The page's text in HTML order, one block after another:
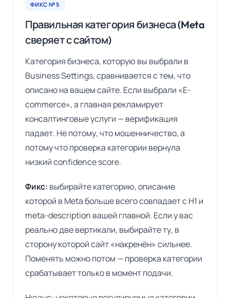
ФИКС №5
Правильная категория бизнеса (Meta
сверяет с сайтом)
Категория бизнеса, которую вы выбрали в
Business Settings, сравнивается с тем, что
описано на вашем сайте. Если выбрали «E-
commerce», а главная рекламирует
консалтинговые услуги — верификация
падает. Не потому, что мошенничество, а
потому что проверка категории вернула
низкий confidence score.
Фикс: выбирайте категорию, описание
которой в Meta больше всего совпадает с H1 и
meta-description вашей главной. Если у вас
реально две вертикали, выбирайте ту, в
сторону которой сайт «накренён» сильнее.
Поменять можно потом — проверка категории
срабатывает только в момент подачи.